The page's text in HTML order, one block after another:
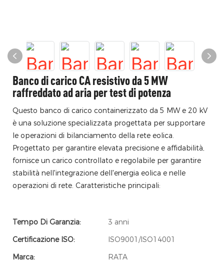
Banco di carico CA resistivo da 5 MW
raffreddato ad aria per test di potenza
Questo banco di carico containerizzato da 5 MW e 20 kV
è una soluzione specializzata progettata per supportare
le operazioni di bilanciamento della rete eolica.
Progettato per garantire elevata precisione e affidabilità,
fornisce un carico controllato e regolabile per garantire
stabilità nell'integrazione dell'energia eolica e nelle
operazioni di rete. Caratteristiche principali:
Tempo Di Garanzia:
3 anni
Certificazione ISO:
ISO9001/ISO14001
Marca:
RATA